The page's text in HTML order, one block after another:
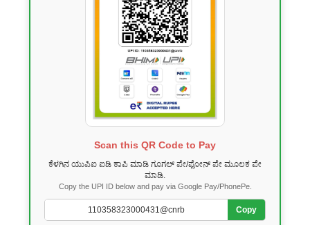
Scan this QR Code to Pay
ಕೆಳಗಿನ ಯುಪಿಐ ಐಡಿ ಕಾಪಿ ಮಾಡಿ ಗೂಗಲ್ ಪೇ/ಫೋನ್ ಪೇ ಮೂಲಕ ಪೇ
ಮಾಡಿ.
Copy the UPI ID below and pay via Google Pay/PhonePe.
Copy